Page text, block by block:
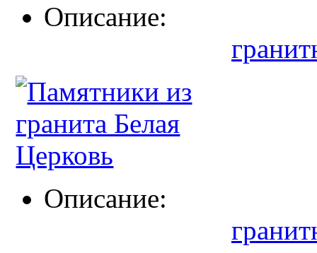
Описание:
Описание: